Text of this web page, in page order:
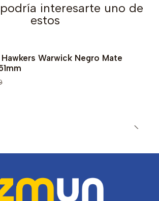
interesarte uno de
estos
Warwick Negro Mate